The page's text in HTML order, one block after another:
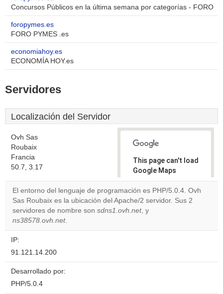
Concursos Públicos en la última semana por categorías - FORO
foropymes.es
FORO PYMES .es
economiahoy.es
ECONOMÍA HOY.es
Servidores
Localización del Servidor
Ovh Sas
Roubaix
Francia
50.7, 3.17
This page can't load
Google Maps
correctly.
Do you
own this
El entorno del lenguaje de programación es PHP/5.0.4. Ovh
Sas Roubaix es la ubicación del Apache/2 servidor. Sus 2
servidores de nombre son sdns1.ovh.net, y
ns38578.ovh.net.
IP:
91.121.14.200
Desarrollado por:
PHP/5.0.4